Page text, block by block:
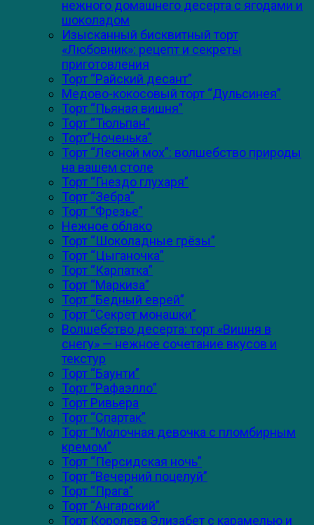
нежного домашнего десерта с ягодами и
шоколадом
Изысканный бисквитный торт
«Любовник»: рецепт и секреты
приготовления
Торт “Райский десант”
Медово-кокосовый торт “Дульсинея”
Торт “Пьяная вишня”
Торт “Тюльпан”
Торт”Ноченька”
Торт “Лесной мох”: волшебство природы
на вашем столе
Торт “Гнездо глухаря”
Торт “Зебра”
Торт “Фрезье”
Нежное облако
Торт “Шоколадные грёзы”
Торт “Цыганочка”
Торт “Карпатка”
Торт “Маркиза”
Торт “Бедный еврей”
Торт “Секрет монашки”
Волшебство десерта: торт «Вишня в
снегу» — нежное сочетание вкусов и
текстур
Торт “Баунти”
Торт “Рафаэлло”
Торт Ривьера
Торт “Спартак”
Торт “Молочная девочка с пломбирным
кремом”
Торт “Персидская ночь”
Торт “Вечерний поцелуй”
Торт “Прага”
Торт “Ангарский”
Торт Королева Элизабет с карамелью и